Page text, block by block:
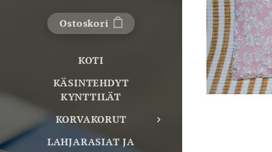
Ostoskori
KOTI
KÄSINTEHDYT
KYNTTILÄT
KORVAKORUT
LAHJARASIAT JA